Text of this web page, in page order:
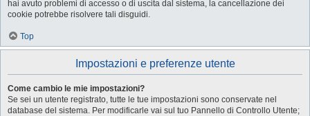
hai avuto problemi di accesso o di uscita dal sistema, la cancellazione dei
cookie potrebbe risolvere tali disguidi.
Top
Impostazioni e preferenze utente
Come cambio le mie impostazioni?
Se sei un utente registrato, tutte le tue impostazioni sono conservate nel
database del sistema. Per modificarle vai sul tuo Pannello di Controllo Utente;